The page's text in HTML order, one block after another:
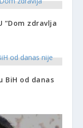
“Dom zdravlja
BiH od danas